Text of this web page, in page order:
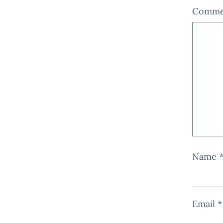
Name *
Email *